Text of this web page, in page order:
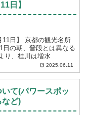
日】
観光名所
日の朝、普段とは異なる
り、桂川は増水...
2025.06.11
て(パワースポッ
など)